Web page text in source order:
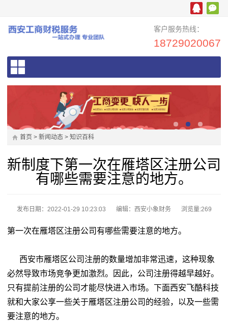
客户服务热线：
18729020067
首页 > 新闻动态 > 知识百科
新制度下第一次在雁塔区注册公司
有哪些需要注意的地方。
发布日期：2022-01-29 10:23:03 编辑：西安小象财务 浏览量:269
第一次在雁塔区注册公司有哪些需要注意的地方。
西安市雁塔区公司注册的数量增加非常迅速，这种现象
必然导致市场竞争更加激烈。因此，公司注册得越早越好。
只有提前注册的公司才能尽快进入市场。下面西安飞酷科技
就和大家公享一些关于雁塔区注册公司的经验，以及一些需
要注意的地方。